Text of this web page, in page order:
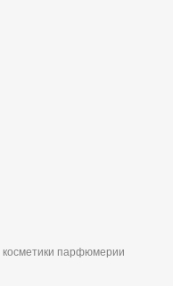
косметики парфюмерии